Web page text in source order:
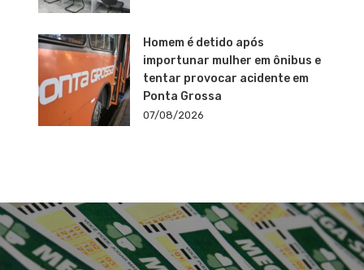
Homem é detido após
importunar mulher em ônibus e
tentar provocar acidente em
Ponta Grossa
07/08/2026